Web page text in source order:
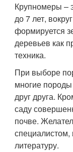
Крупномеры –
до 7 лет,
формируется
деревьев как
техника.
При выборе
многие
друг друга.
саду
почве.
специалистом,
литературу.